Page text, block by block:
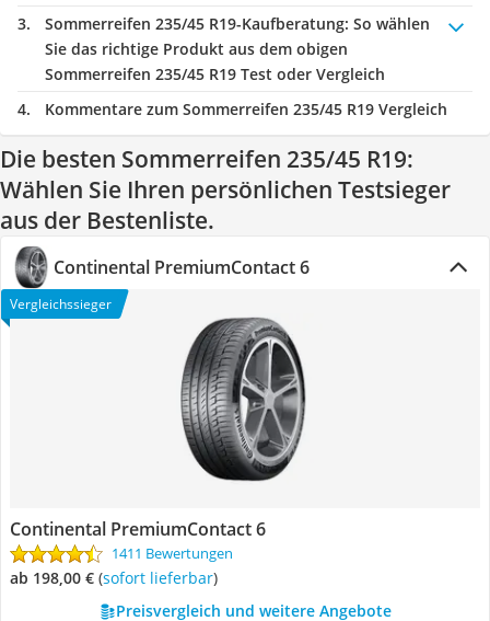
Sommerreifen 235/45 R19-Kaufberatung: So wählen
Sie das richtige Produkt aus dem obigen
Sommerreifen 235/45 R19 Test oder Vergleich
Kommentare zum Sommerreifen 235/45 R19 Vergleich
Die besten Sommerreifen 235/45 R19:
Wählen Sie Ihren persönlichen Testsieger
aus der Bestenliste.
Continental PremiumContact 6
Vergleichssieger
Continental PremiumContact 6
1411 Bewertungen
ab 198,00 € ( Sofort lieferbar)
Preisvergleich und weitere Angebote